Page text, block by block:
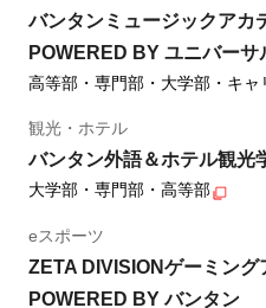
バンタンミュージックアカ
POWERED BY ユニバーサ
高等部・専門部・大学部・キャ
観光・ホテル
バンタン外語＆ホテル観光
大学部・専門部・高等部
eスポーツ
ZETA DIVISIONゲーミング
POWERED BY バンタン